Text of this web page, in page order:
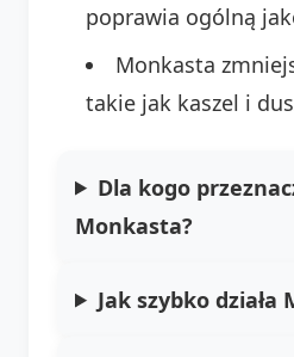
poprawia ogólną
Monkasta
takie jak kaszel i
Dla kogo
Monkasta?
Jak szybko działa